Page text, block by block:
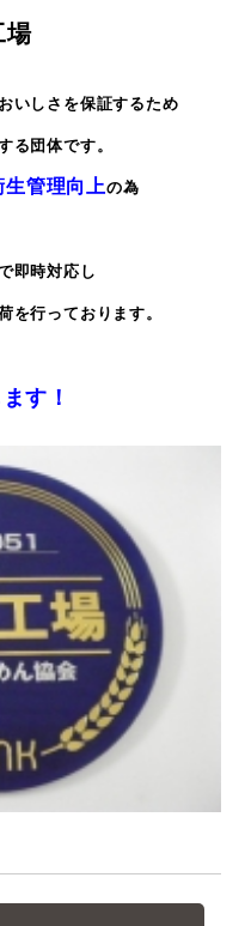
場
いしさを保証するため
る団体です。
生管理向上の為
即時対応し
を行っております。
す！